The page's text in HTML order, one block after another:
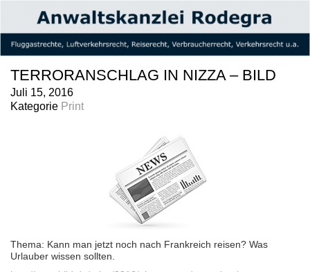
TERRORANSCHLAG IN NIZZA – BILD
Juli 15, 2016
Kategorie Print
Thema: Kann man jetzt noch nach Frankreich reisen? Was
Urlauber wissen sollten.